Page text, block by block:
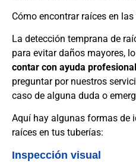
Cómo encontrar raíces en
La detección temprana de
para evitar daños mayores,
contar con ayuda profesional
preguntar por nuestros
caso de alguna duda o
Aquí hay algunas formas de
raíces en tus tuberías:
Inspección visual